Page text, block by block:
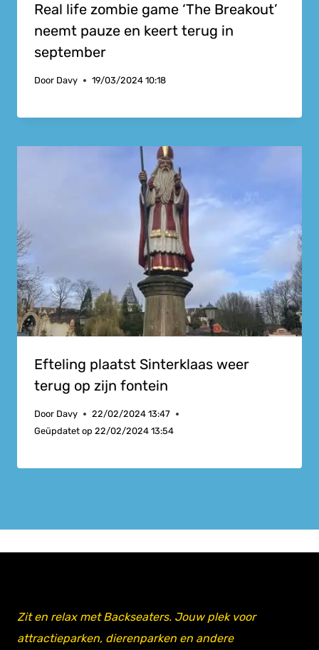
Real life zombie game ‘The Breakout’
neemt pauze en keert terug in
september
Door Davy 19/03/2024 10:18
Efteling plaatst Sinterklaas weer
terug op zijn fontein
Door Davy
22/02/2024 13:47
Geüpdatet op 22/02/2024 13:54
Zit en relax met Backseaters. Jouw plek voor
attractieparken, dierenparken en andere